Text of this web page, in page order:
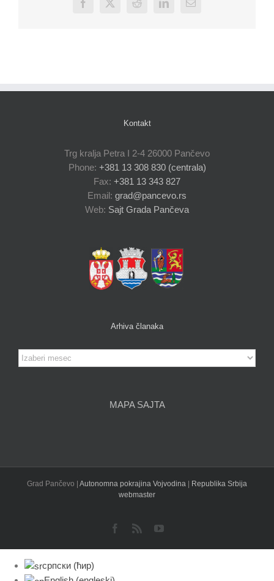
Facebook
X Reddit LinkedInEmail
Kontakt
Trg kralja Petra I 2-4 26000 Pančevo
Phone: +381 13 308 830 (centrala)
Fax: +381 13 343 827
Email: grad@pancevo.rs
Web: Sajt Grada Pančeva
Arhiva članaka
Arhiva
članaka
MAPA SAJTA
Grad Pančevo | Autonomna pokrajina Vojvodina | Republika Srbija
webmaster
Facebook
Rss YouTube
српски (ћир)